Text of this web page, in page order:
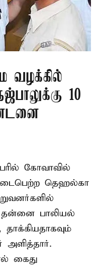
வழக்கில்
10
கோவாவில்
தெஹல்கா
பாலியல்
தாக்கியதாகவும்
அளித்தார்.
கைது